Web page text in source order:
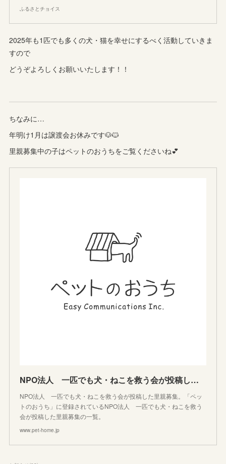
ふるさとチョイス
2025年も1匹でも多くの犬・猫を幸せにするべく活動していきま
すので
どうぞよろしくお願いいたします！！
ちなみに…
年明け1月は譲渡会お休みです🐶🐱
里親募集中の子はペットのおうちをご覧くださいね💕
NPO法人 一匹でも犬・ねこを救う会が投稿した里親募集
NPO法人 一匹でも犬・ねこを救う会が投稿した里親募集。「ペッ
トのおうち」に登録されているNPO法人 一匹でも犬・ねこを救う
会が投稿した里親募集の一覧。
www.pet-home.jp